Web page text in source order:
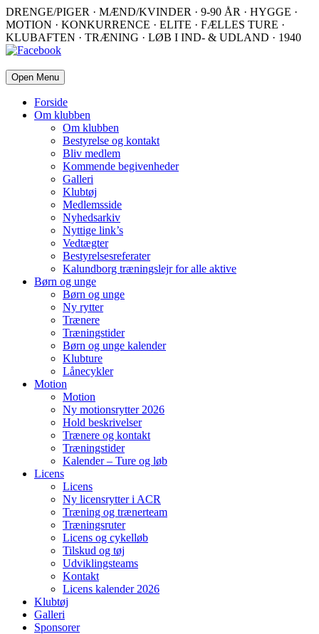
DRENGE/PIGER · MÆND/KVINDER · 9-90 ÅR · HYGGE ·
MOTION · KONKURRENCE · ELITE · FÆLLES TURE ·
KLUBAFTEN · TRÆNING · LØB I IND- & UDLAND · 1940
Open Menu
Forside
Om klubben
Om klubben
Bestyrelse og kontakt
Bliv medlem
Kommende begivenheder
Galleri
Klubtøj
Medlemsside
Nyhedsarkiv
Nyttige link’s
Vedtægter
Bestyrelsesreferater
Kalundborg træningslejr for alle aktive
Børn og unge
Børn og unge
Ny rytter
Trænere
Træningstider
Børn og unge kalender
Klubture
Lånecykler
Motion
Motion
Ny motionsrytter 2026
Hold beskrivelser
Trænere og kontakt
Træningstider
Kalender – Ture og løb
Licens
Licens
Ny licensrytter i ACR
Træning og trænerteam
Træningsruter
Licens og cykelløb
Tilskud og tøj
Udviklingsteams
Kontakt
Licens kalender 2026
Klubtøj
Galleri
Sponsorer